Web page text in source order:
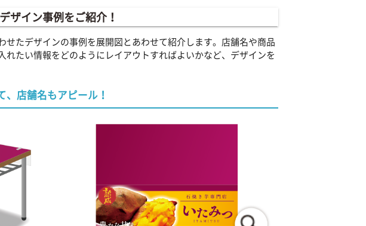
ザイン事例をご紹介！
たデザインの事例を展開図とあわせて紹介します。店舗名や商品
たい情報をどのようにレイアウトすればよいかなど、デザインを
、店舗名もアピール！